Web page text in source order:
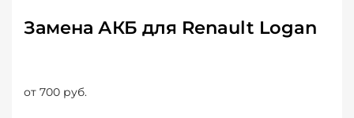
Замена АКБ для Renault Logan
от 700 руб.